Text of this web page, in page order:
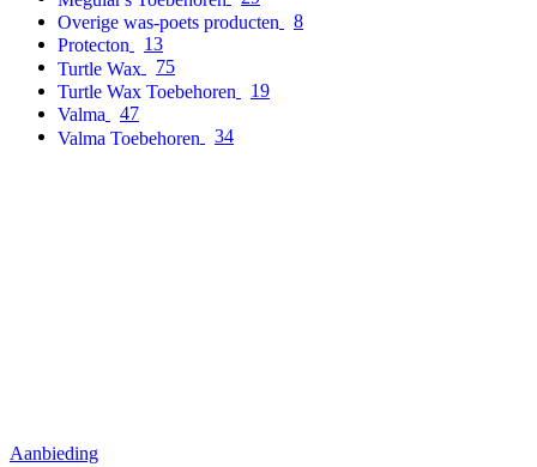
Overige was-poets producten
8
Protecton
13
Turtle Wax
75
Turtle Wax Toebehoren
19
Valma
47
Valma Toebehoren
34
Aanbieding